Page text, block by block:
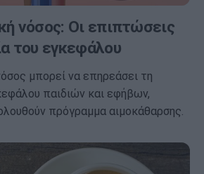
νόσος: Οι επιπτώσεις
του εγκεφάλου
μπορεί να επηρεάσει τη
παιδιών και εφήβων,
πρόγραμμα αιμοκάθαρσης.